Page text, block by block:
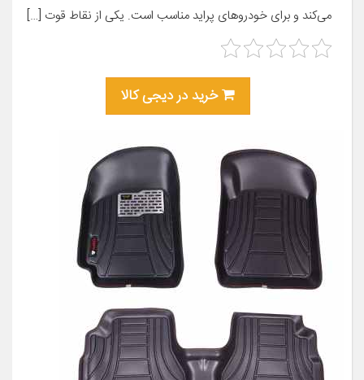
می‌کند و برای خودروهای پراید مناسب است. یکی از نقاط قوت […]
خرید در دیجی کالا